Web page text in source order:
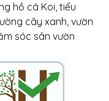
hồ cá Koi, tiểu
cây xanh, vườn
sóc sân vườn